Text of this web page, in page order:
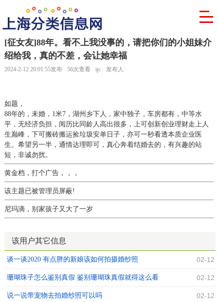
[征女友]88年。看不上我没事的，请把你们的小姐妹介
绍给我，真的不差，会让她幸福
2024-2-12 20:01:55发布 56次查看 ip: 发布人:
如题，
88年的，未婚，1米7，湖州乡下人，家中独子，车房都有，中等水
平，无经济负担，阅历比同龄人高出很多，上可创新创业理财走上人
生巅峰，下可搬砖搬运捡垃圾安单日子，亦可一秒看透本质企业医
生。希望另一半，通情达理即可，真心奔着结婚去的，有兴趣的站
短，非诚勿扰。
黄金档，打个广告，，，
该主题已被管理员屏蔽!
尼玛滴，别家孩子又大了一岁
该用户其它信息
谈一谈2020 有点胖的新娘该如何拍摄婚纱照 02-12
珊瑚珠子怎么鉴别真假 鉴别珊瑚珠真假就得这么看 02-12
说一说带宠物去拍婚纱照可以吗 02-12